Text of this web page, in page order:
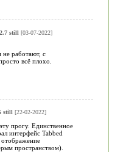
still [03-07-2022]
не работают, с
всё плохо.
still [22-02-2022]
прогу. Единственное
интерфейс Tabbed
отображение
пространством).